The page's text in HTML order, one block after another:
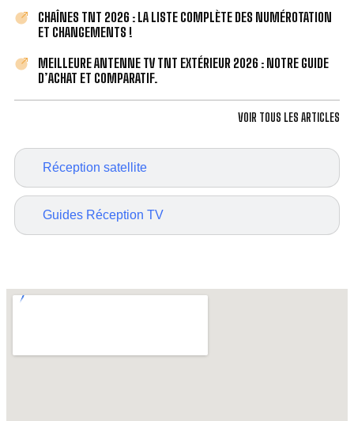
Réception satellite
Guides Réception TV
CHAÎNES TNT 2026 : LA LISTE COMPLÈTE DES NUMÉROTATION
ET CHANGEMENTS !
MEILLEURE ANTENNE TV TNT EXTÉRIEUR 2026 : NOTRE GUIDE
D’ACHAT ET COMPARATIF.
VOIR TOUS LES ARTICLES